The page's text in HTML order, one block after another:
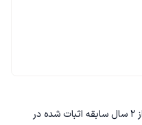
متخصص شبکه و برنامه نویس با بیش از ۲ سال سابقه اثبات شده در